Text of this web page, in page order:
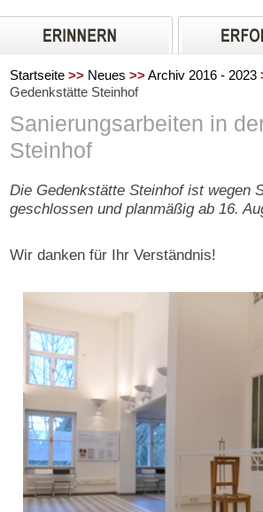
Startseite >> Neues >>Archiv 2016 - 2023
Gedenkstätte Steinhof
Sanierungsarbeiten in
Steinhof
Die Gedenkstätte Steinhof ist wegen
geschlossen und planmäßig ab 16.
Wir danken für Ihr Verständnis!